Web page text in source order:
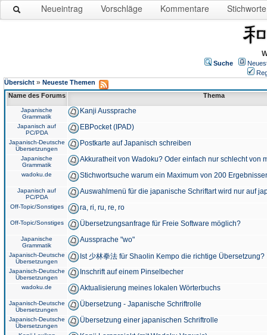
Neueintrag Vorschläge Kommentare Stichworte
Suche
Übersicht » Neueste Themen
Name des Forums
Thema
Japanische
Grammatik
Kanji Aussprache
Japanisch auf
PC/PDA
EBPocket (IPAD)
Japanisch-Deutsche
Übersetzungen
Postkarte auf Japanisch schreiben
Japanische
Grammatik
Akkuratheit von Wadoku? Oder einfach nur schlecht von
wadoku.de Stichwortsuche warum ein Maximum von 200
Japanisch auf
PC/PDA
Auswahlmenü für die japanische Schriftart wird nur auf
Off-Topic/Sonstiges ra, ri, ru, re, ro
Off-Topic/Sonstiges Übersetzungsanfrage für Freie Software möglich?
Japanische
Grammatik
Aussprache "wo"
Japanisch-Deutsche
Übersetzungen
Ist 少林拳法 für Shaolin Kempo die richtige Übersetzung?
Japanisch-Deutsche
Übersetzungen
Inschrift auf einem Pinselbecher
wadoku.de Aktualisierung meines lokalen Wörterbuchs
Japanisch-Deutsche
Übersetzungen
Übersetzung - Japanische Schriftrolle
Japanisch-Deutsche
Übersetzungen
Übersetzung einer japanischen Schriftrolle